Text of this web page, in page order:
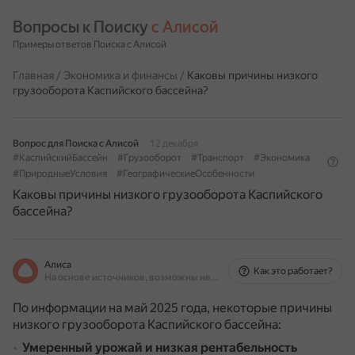
Вопросы к Поиску с Алисой
Примеры ответов Поиска с Алисой
Главная / Экономика и финансы / Каковы причины низкого
грузооборота Каспийского бассейна?
Вопрос для Поиска с Алисой
12 декабря
#КаспийскийБассейн
#Грузооборот #Транспорт
#Экономика
#ПриродныеУсловия
#ГеографическиеОсобенности
Каковы причины низкого грузооборота Каспийского
бассейна?
Алиса
На основе источников, возможны неточности
Как это работает?
По информации на май 2025 года, некоторые причины
низкого грузооборота Каспийского бассейна:
Умеренный урожай и низкая рентабельность